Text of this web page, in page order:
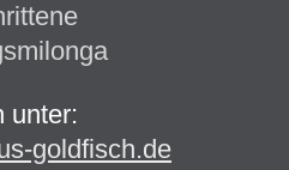
unter:
goldfisch.de